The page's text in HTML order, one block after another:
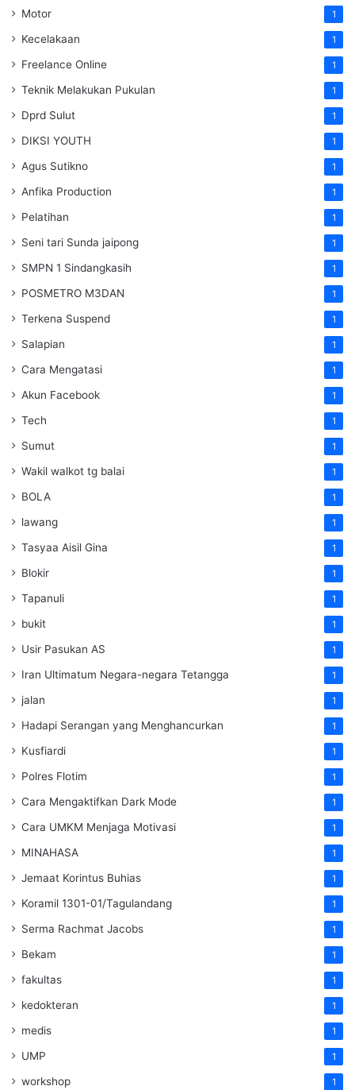
Motor 1
Kecelakaan 1
Freelance Online 1
Teknik Melakukan Pukulan 1
Dprd Sulut 1
DIKSI YOUTH 1
Agus Sutikno 1
Anfika Production 1
Pelatihan 1
Seni tari Sunda jaipong 1
SMPN 1 Sindangkasih 1
POSMETRO M3DAN 1
Terkena Suspend 1
Salapian 1
Cara Mengatasi 1
Akun Facebook 1
Tech 1
Sumut 1
Wakil walkot tg balai 1
BOLA 1
lawang 1
Tasyaa Aisil Gina 1
Blokir 1
Tapanuli 1
bukit 1
Usir Pasukan AS 1
Iran Ultimatum Negara-negara Tetangga 1
jalan 1
Hadapi Serangan yang Menghancurkan 1
Kusfiardi 1
Polres Flotim 1
Cara Mengaktifkan Dark Mode 1
Cara UMKM Menjaga Motivasi 1
MINAHASA 1
Jemaat Korintus Buhias 1
Koramil 1301-01/Tagulandang 1
Serma Rachmat Jacobs 1
Bekam 1
fakultas 1
kedokteran 1
medis 1
UMP 1
workshop 1